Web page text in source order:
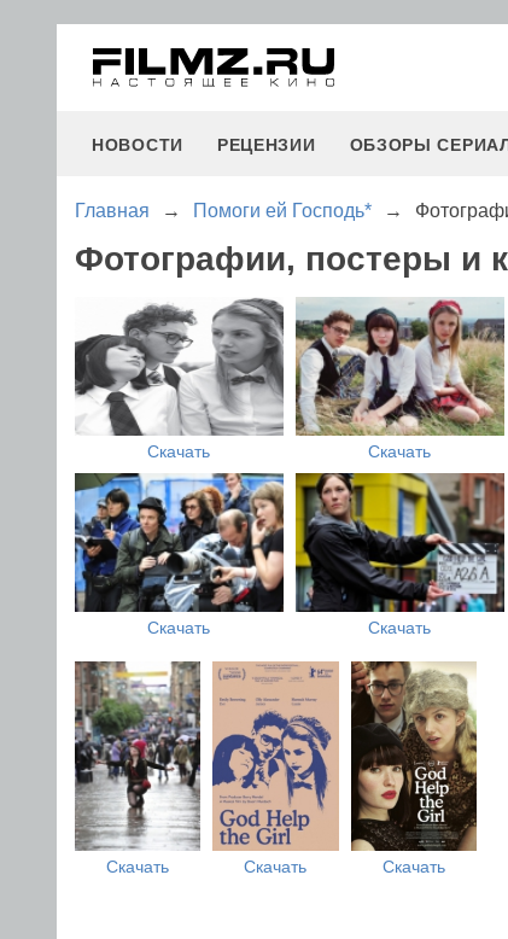
НОВОСТИ РЕЦЕНЗИИ ОБЗОРЫ
Главная → Помоги ей Господь* →
Фотографии, постеры и
Скачать Скачать
Скачать Скачать
Скачать Скачать Скачать